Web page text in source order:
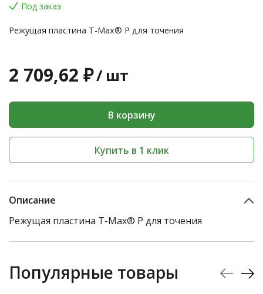
Под заказ
Режущая пластина T-Max® P для точения
2 709,62 ₽/ шт
В корзину
Купить в 1 клик
Описание
Режущая пластина T-Max® P для точения
Популярные товары